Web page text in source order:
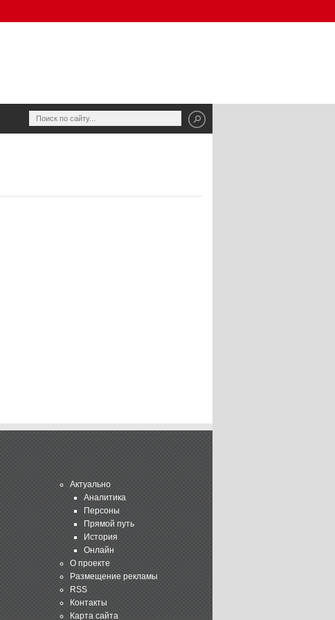
Актуально
Аналитика
Персоны
Прямой путь
История
Онлайн
О проекте
Размещение рекламы
RSS
Контакты
Карта сайта